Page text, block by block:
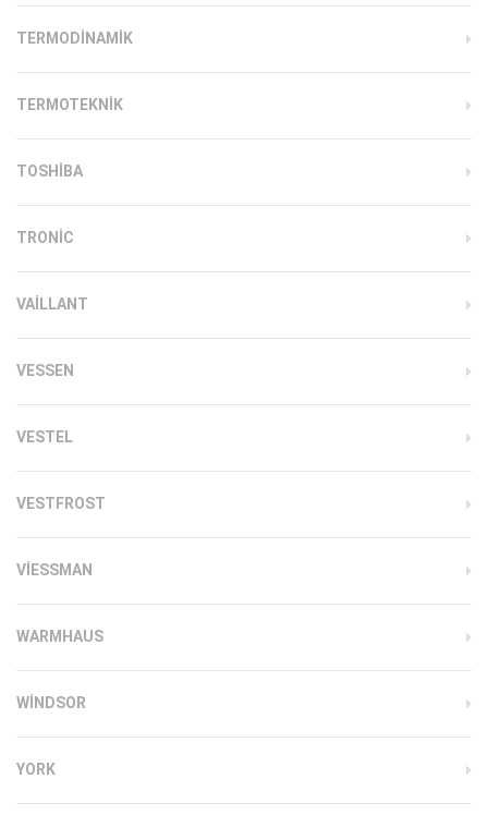
TERMODINAMIK
TERMOTEKNIK
TOSHIBA
TRONIC
VAILLANT
VESSEN
VESTEL
VESTFROST
VIESSMAN
WARMHAUS
WINDSOR
YORK